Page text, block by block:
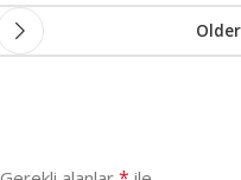
Older